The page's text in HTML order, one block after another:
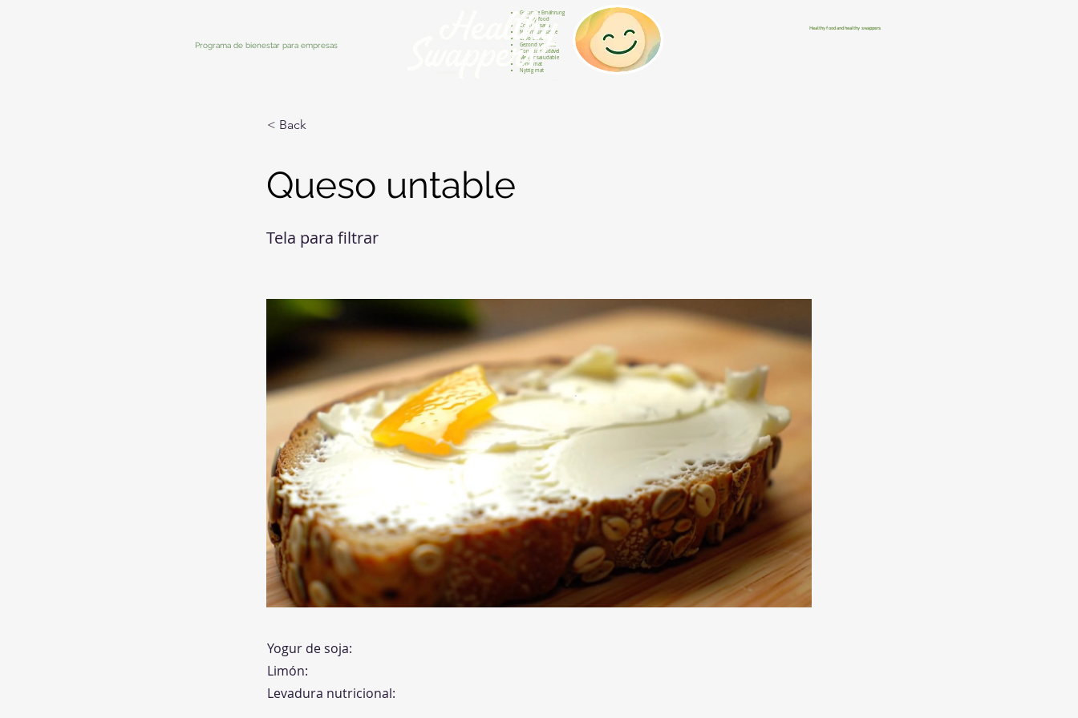
Programa de bienestar para empresas
Gesunde Ernährung
Healthy food
Comida sana
Nourriture saine
Cibo sano
Gezond voedsel
Comida saudável
Menjar saludable
Sunn mat
Nyttig mat
Healthy food and healthy swappers
< Back
Queso untable
Tela para filtrar
Yogur de soja:
Limón:
Levadura nutricional: